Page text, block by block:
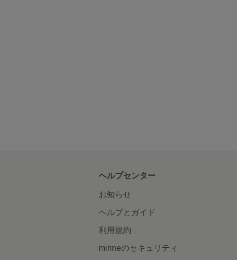
ヘルプセンター
お知らせ
ヘルプとガイド
利用規約
minneのセキュリティ